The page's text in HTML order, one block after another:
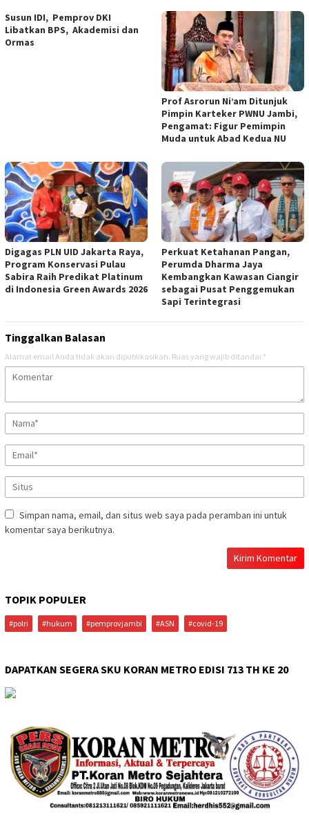
Susun IDI, Pemprov DKI
Libatkan BPS, Akademisi dan
Ormas
Prof Asrorun Ni’am Ditunjuk
Pimpin Karteker PWNU Jambi,
Pengamat: Figur Pemimpin
Muda untuk Abad Kedua NU
Digagas PLN UID Jakarta Raya,
Program Konservasi Pulau
Sabira Raih Predikat Platinum
di Indonesia Green Awards 2026
Perkuat Ketahanan Pangan,
Perumda Dharma Jaya
Kembangkan Kawasan Ciangir
sebagai Pusat Penggemukan
Sapi Terintegrasi
Tinggalkan Balasan
Alamat email Anda tidak akan dipublikasikan. Ruas yang wajib ditandai *
Simpan nama, email, dan situs web saya pada peramban ini untuk
komentar saya berikutnya.
TOPIK POPULER
#polri #hukum #pemprovjambi #ASN #covid-19
DAPATKAN SEGERA SKU KORAN METRO EDISI 713 TH KE 20